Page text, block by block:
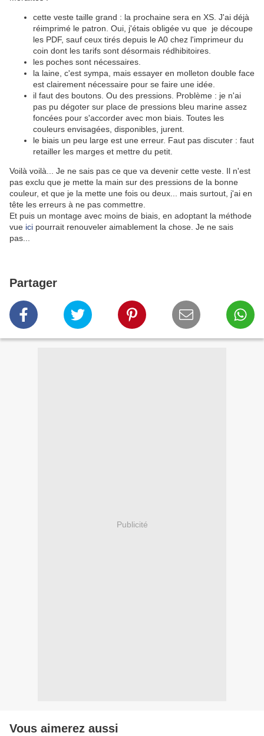
cette veste taille grand : la prochaine sera en XS. J'ai déjà
réimprimé le patron. Oui, j'étais obligée vu que je découpe
les PDF, sauf ceux tirés depuis le A0 chez l'imprimeur du
coin dont les tarifs sont désormais rédhibitoires.
les poches sont nécessaires.
la laine, c'est sympa, mais essayer en molleton double face
est clairement nécessaire pour se faire une idée.
il faut des boutons. Ou des pressions. Problème : je n'ai
pas pu dégoter sur place de pressions bleu marine assez
foncées pour s'accorder avec mon biais. Toutes les
couleurs envisagées, disponibles, jurent.
le biais un peu large est une erreur. Faut pas discuter : faut
retailler les marges et mettre du petit.
Voilà voilà... Je ne sais pas ce que va devenir cette veste. Il n'est
pas exclu que je mette la main sur des pressions de la bonne
couleur, et que je la mette une fois ou deux... mais surtout, j'ai en
tête les erreurs à ne pas commettre.
Et puis un montage avec moins de biais, en adoptant la méthode
vue ici pourrait renouveler aimablement la chose. Je ne sais
pas...
Partager
Publicité
Vous aimerez aussi